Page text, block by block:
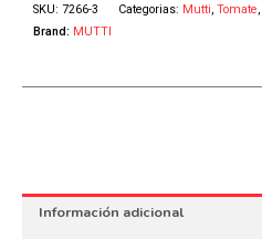
SKU: 7266-3 Categorias: Mutti, Tomate,
Brand: MUTTI
Información adicional